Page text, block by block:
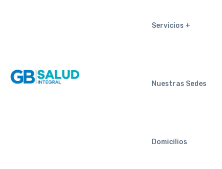
Servicios
Nuestras Sedes
Domicilios